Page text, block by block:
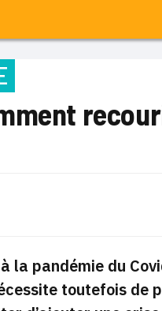
la pandémie du
toutefois de